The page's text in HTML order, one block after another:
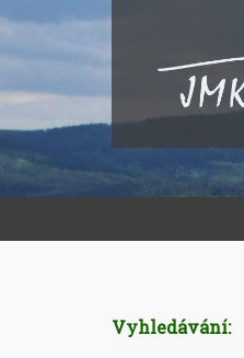
Vyhledávání: